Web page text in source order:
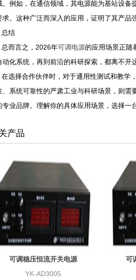
。例如，在通信领域，其电源能为基站设备
求。这种广泛而深入的应用，证明了其产品
结
而言之，2026年可调电源的应用场景正随
动化系统，再到前沿的科研探索，都离不开
选择合作伙伴时，对于通用性测试和教学
、系统可靠性的严肃工业与科研场景，则
专业品牌。理解你的具体应用场景，选择一
产品
可调稳压恒流开关电源
YK-AD3005
可